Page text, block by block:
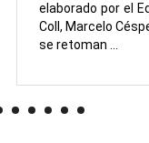
elaborado por el
Coll, Marcelo
se retoman ...